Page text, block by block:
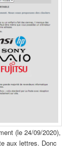
(le 24/09/2020),
aux lettres. Donc